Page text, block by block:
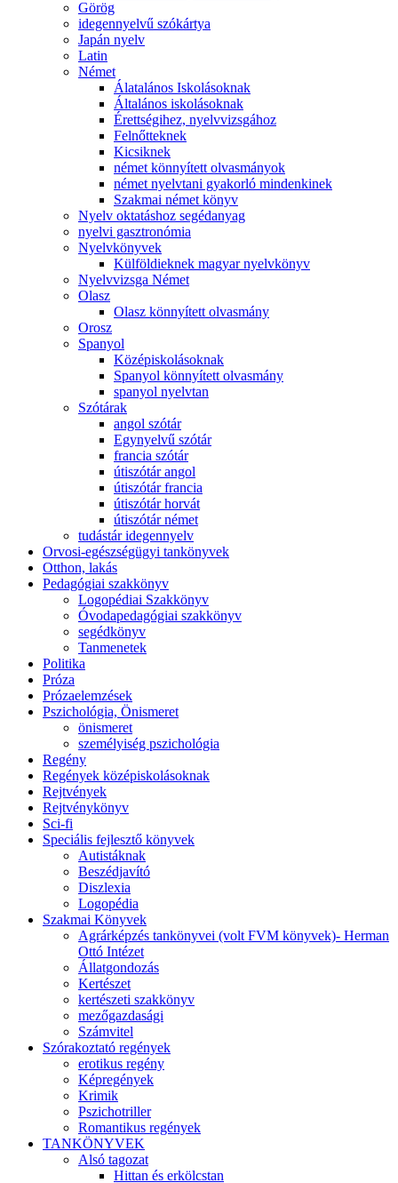
Görög
idegennyelvű szókártya
Japán nyelv
Latin
Német
Álatalános Iskolásoknak
Általános iskolásoknak
Érettségihez, nyelvvizsgához
Felnőtteknek
Kicsiknek
német könnyített olvasmányok
német nyelvtani gyakorló mindenkinek
Szakmai német könyv
Nyelv oktatáshoz segédanyag
nyelvi gasztronómia
Nyelvkönyvek
Külföldieknek magyar nyelvkönyv
Nyelvvizsga Német
Olasz
Olasz könnyített olvasmány
Orosz
Spanyol
Középiskolásoknak
Spanyol könnyített olvasmány
spanyol nyelvtan
Szótárak
angol szótár
Egynyelvű szótár
francia szótár
útiszótár angol
útiszótár francia
útiszótár horvát
útiszótár német
tudástár idegennyelv
Orvosi-egészségügyi tankönyvek
Otthon, lakás
Pedagógiai szakkönyv
Logopédiai Szakkönyv
Óvodapedagógiai szakkönyv
segédkönyv
Tanmenetek
Politika
Próza
Prózaelemzések
Pszichológia, Önismeret
önismeret
személyiség pszichológia
Regény
Regények középiskolásoknak
Rejtvények
Rejtvénykönyv
Sci-fi
Speciális fejlesztő könyvek
Autistáknak
Beszédjavító
Diszlexia
Logopédia
Szakmai Könyvek
Agrárképzés tankönyvei (volt FVM könyvek)- Herman
Ottó Intézet
Állatgondozás
Kertészet
kertészeti szakkönyv
mezőgazdasági
Számvitel
Szórakoztató regények
erotikus regény
Képregények
Krimik
Pszichotriller
Romantikus regények
TANKÖNYVEK
Alsó tagozat
Hittan és erkölcstan